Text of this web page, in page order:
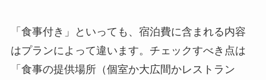
「食事付き」といっても、宿泊費に含まれる内容
はプランによって違います。チェックすべき点は
「食事の提供場所（個室か大広間かレストラン